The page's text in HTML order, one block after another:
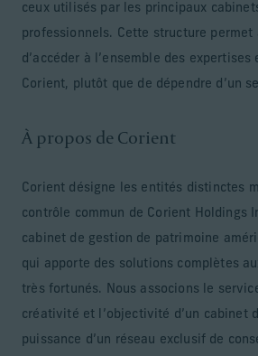
ceux utilisés par les principaux
professionnels. Cette structure permet
d’accéder à l’ensemble des expertises
Corient, plutôt que de dépendre d’un
À propos de Corient
Corient désigne les entités distinctes
contrôle commun de Corient Holdings
cabinet de gestion de patrimoine
qui apporte des solutions complètes
très fortunés. Nous associons le
créativité et l’objectivité d’un cabinet
puissance d’un réseau exclusif de